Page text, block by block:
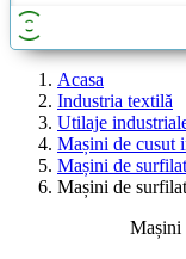
Acasa
Industria textilă
Utilaje
Mașini de cusut
Mașini de surfilat
Mașini de
Mașini